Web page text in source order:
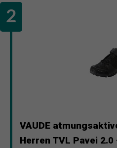
VAUDE
Herren TVL Pavei